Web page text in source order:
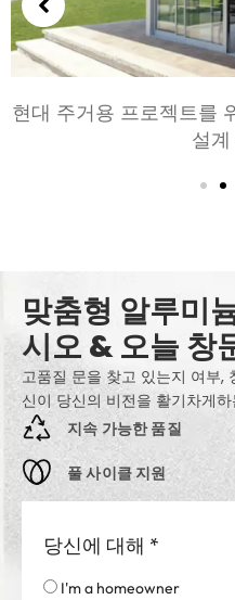
프로젝트를 위한 알루미
맞춤형 알루미
시오 & 오늘 창
고품질 문을 찾고 있는지 여부,
신이 당신의 비전을 활기차게
지속 가능한 품질
풀 사이클 지원
당신에 대해 *
I'm a homeowner